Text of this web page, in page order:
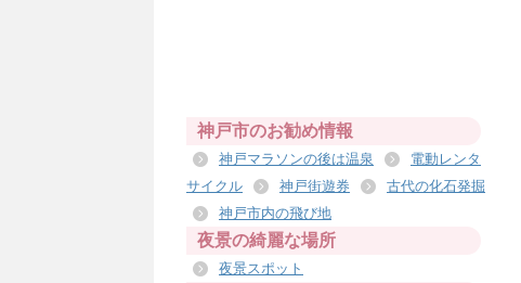
神戸市のお勧め情報
神戸マラソンの後は温泉
電動レンタ
サイクル
神戸街遊券
古代の化石発掘
神戸市内の飛び地
夜景の綺麗な場所
夜景スポット